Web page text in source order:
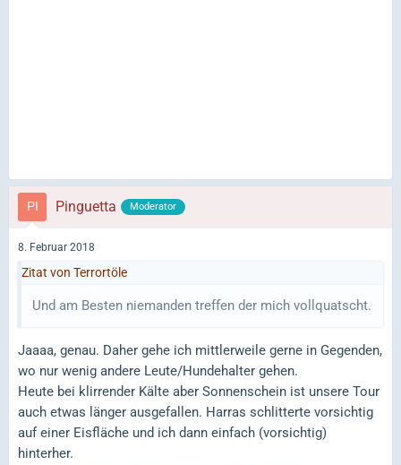
Pinguetta Moderator
8. Februar 2018
Zitat von Terrortöle
Und am Besten niemanden treffen der mich vollquatscht.
Jaaaa, genau. Daher gehe ich mittlerweile gerne in Gegenden,
wo nur wenig andere Leute/Hundehalter gehen.
Heute bei klirrender Kälte aber Sonnenschein ist unsere Tour
auch etwas länger ausgefallen. Harras schlitterte vorsichtig
auf einer Eisfläche und ich dann einfach (vorsichtig)
hinterher.